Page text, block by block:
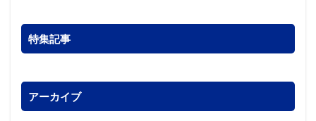
特集記事
アーカイブ